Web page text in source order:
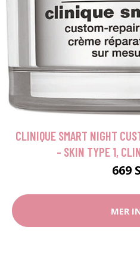
CLINIQUE SMART NIGHT
- SKIN TYPE 1,
669
MER